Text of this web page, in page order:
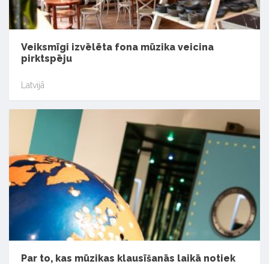
Veiksmīgi izvēlēta fona mūzika veicina
pirktspēju
Latvijā
Par to, kas mūzikas klausīšanās laikā notiek